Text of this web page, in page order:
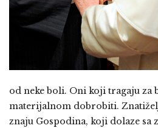
od neke boli. Oni koji tragaju za
materijalnom dobrobiti.
znaju Gospodina, koji dolaze sa